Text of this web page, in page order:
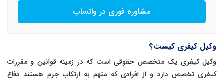
مشاوره فوری در واتساپ
وکیل کیفری کیست؟
وکیل کیفری یک متخصص حقوقی است که در زمینه قوانین و مقررات
کیفری تخصص دارد و از افرادی که متهم به ارتکاب جرم هستند دفاع